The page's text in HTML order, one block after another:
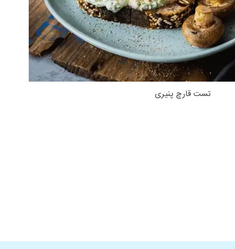
تست قارچ پنیری